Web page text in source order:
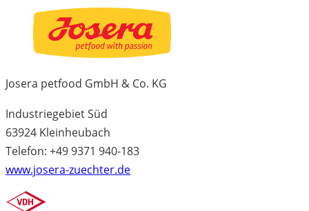
Josera petfood GmbH & Co. KG
Industriegebiet Süd
63924 Kleinheubach
Telefon: +49 9371 940-183
www.josera-zuechter.de